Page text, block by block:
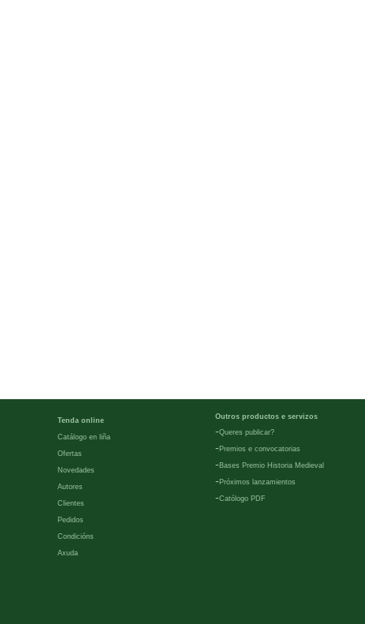
Tenda online
Catálogo en liña
Ofertas
Novedades
Autores
Clientes
Pedidos
Condicións
Axuda
Outros productos e servizos
-Queres publicar?
- Premios e convocatorias
- Bases Premio Historia Medieval
- Próximos lanzamientos
-Católogo PDF